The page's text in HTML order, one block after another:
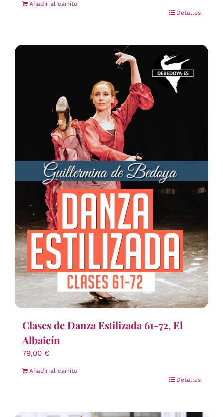
Añadir al carrito
Detalles
Clases de Danza Estilizada 61-72, El
Albaicín
79,00 €
Añadir al carrito
Detalles